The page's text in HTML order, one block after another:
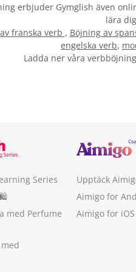
erbjuder Gymglish även
lära
franska verb , Böjning av
engelska verb,
Ladda ner våra
Series
🛍
med Perfume
Upptäck
Aimigo for
Aimigo for iOS